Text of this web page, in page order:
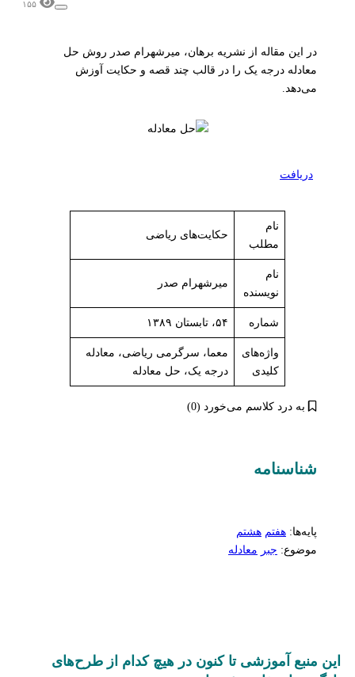
۱۵۵
در این مقاله از نشریه برهان، میر‌شهرام صدر روش حل
معادله درجه یک را در قالب چند قصه و حکایت آوزش
می‌دهد.
دریافت
نام
مطلب
حکایت‌های ریاضی
نام
نویسنده
میر‌شهرام صدر
شماره ۵۴، تابستان ۱۳۸۹
واژه‌های
کلیدی
معما، سرگرمی ریاضی، معادله
درجه یک، حل معادله
به درد کلاسم می‌خورد (0)
شناسنامه‌
پایه‌ها: هفتم هشتم
موضوع: جبر معادله
این منبع آموزشی تا کنون در هیچ کدام از طرح‌های